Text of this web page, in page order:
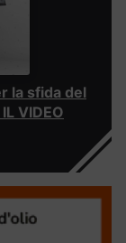
la sfida del
VIDEO